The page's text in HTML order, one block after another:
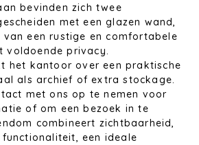
bevinden zich twee
met een glazen wand,
een rustige en comfortabele
voldoende privacy.
het kantoor over een praktische
als archief of extra stockage.
met ons op te nemen voor
of om een bezoek in te
combineert zichtbaarheid,
een ideale